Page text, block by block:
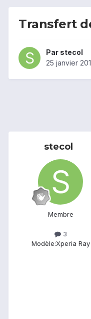
Transfert
Par stecol
25 janvier
stecol
Membre
3
Modèle:Xperia Ray